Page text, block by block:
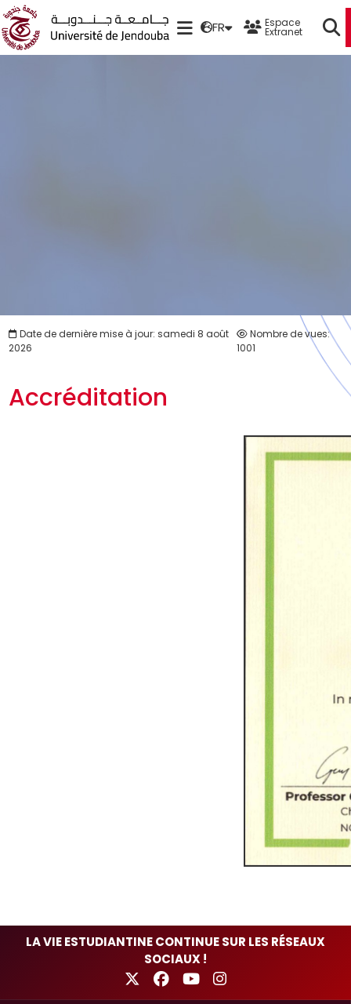
FR Espace
Extranet
Date de dernière mise à jour: samedi 8 août
2026
Nombre de vues:
1001
Accréditation
LA VIE ESTUDIANTINE CONTINUE SUR LES RÉSEAUX
SOCIAUX !